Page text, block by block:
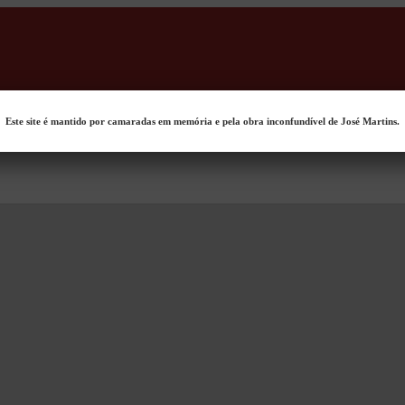
Este site é mantido por camaradas em memória e pela obra inconfundível de José Martins.